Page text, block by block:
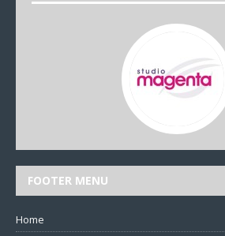
FOOTER MENU
Home